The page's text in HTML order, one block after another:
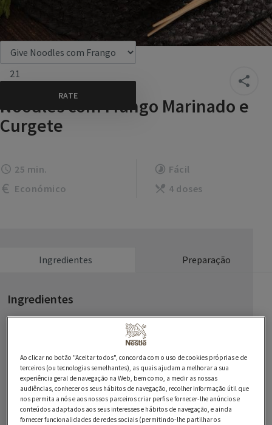
21
Noodles com Frango Marinado e
Curgete
25 min.
Fácil
Económico
4 doses
Ingredientes Preparação
Ingredientes
1 embalagem de Noodles MAGGI Fusian Pasta Oriental
2 c. de sopa de Molho MAGGI
300 g de peito de frango
200 g de curgete
Ao clicar no botão "Aceitar todos", concorda com o uso de cookies próprias e de
terceiros (ou tecnologias semelhantes), as quais ajudam a melhorar a sua
experiência geral de navegação na Web, bem como, a medir as nossas
audiências, conhecer os seus hábitos de navegação, recolher informação útil que
nos permita a nós e aos nossos parceiros criar perfis e fornecer-lhe anúncios e
conteúdos adaptados aos seus interesses e hábitos de navegação, e ainda
fornecer funcionalidades de redes sociais (permitindo-lhe partilhar os